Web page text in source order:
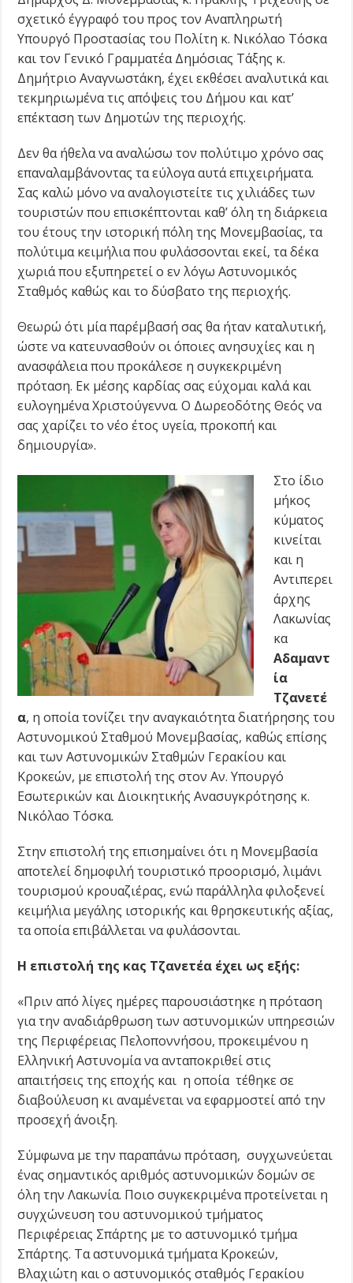
σχετικό έγγραφό του προς τον Αναπληρωτή
Υπουργό Προστασίας του Πολίτη κ. Νικόλαο Τόσκα
και τον Γενικό Γραμματέα Δημόσιας Τάξης κ.
Δημήτριο Αναγνωστάκη, έχει εκθέσει αναλυτικά και
τεκμηριωμένα τις απόψεις του Δήμου και κατ’
επέκταση των Δημοτών της περιοχής.
Δεν θα ήθελα να αναλώσω τον πολύτιμο χρόνο σας
επαναλαμβάνοντας τα εύλογα αυτά επιχειρήματα.
Σας καλώ μόνο να αναλογιστείτε τις χιλιάδες των
τουριστών που επισκέπτονται καθ’ όλη τη διάρκεια
του έτους την ιστορική πόλη της Μονεμβασίας, τα
πολύτιμα κειμήλια που φυλάσσονται εκεί, τα δέκα
χωριά που εξυπηρετεί ο εν λόγω Αστυνομικός
Σταθμός καθώς και το δύσβατο της περιοχής.
Θεωρώ ότι μία παρέμβασή σας θα ήταν καταλυτική,
ώστε να κατευνασθούν οι όποιες ανησυχίες και η
ανασφάλεια που προκάλεσε η συγκεκριμένη
πρόταση. Εκ μέσης καρδίας σας εύχομαι καλά και
ευλογημένα Χριστούγεννα. Ο Δωρεοδότης Θεός να
σας χαρίζει το νέο έτος υγεία, προκοπή και
δημιουργία».
Στο ίδιο
μήκος
κύματος
κινείται
και η
Αντιπερει
άρχης
Λακωνίας
κα
Αδαμαντ
ία
Τζανετέ
α, η οποία τονίζει την αναγκαιότητα διατήρησης του
Αστυνομικού Σταθμού Μονεμβασίας, καθώς επίσης
και των Αστυνομικών Σταθμών Γερακίου και
Κροκεών, με επιστολή της στον Αν. Υπουργό
Εσωτερικών και Διοικητικής Ανασυγκρότησης κ.
Νικόλαο Τόσκα.
Στην επιστολή της επισημαίνει ότι η Μονεμβασία
αποτελεί δημοφιλή τουριστικό προορισμό, λιμάνι
τουρισμού κρουαζιέρας, ενώ παράλληλα φιλοξενεί
κειμήλια μεγάλης ιστορικής και θρησκευτικής αξίας,
τα οποία επιβάλλεται να φυλάσονται.
Η επιστολή της κας Τζανετέα έχει ως εξής:
«Πριν από λίγες ημέρες παρουσιάστηκε η πρόταση
για την αναδιάρθρωση των αστυνομικών υπηρεσιών
της Περιφέρειας Πελοποννήσου, προκειμένου η
Ελληνική Αστυνομία να ανταποκριθεί στις
απαιτήσεις της εποχής και η οποία τέθηκε σε
διαβούλευση κι αναμένεται να εφαρμοστεί από την
προσεχή άνοιξη.
Σύμφωνα με την παραπάνω πρόταση, συγχωνεύεται
ένας σημαντικός αριθμός αστυνομικών δομών σε
όλη την Λακωνία. Ποιο συγκεκριμένα προτείνεται η
συγχώνευση του αστυνομικού τμήματος
Περιφέρειας Σπάρτης με το αστυνομικό τμήμα
Σπάρτης. Τα αστυνομικά τμήματα Κροκεών,
Βλαχιώτη και ο αστυνομικός σταθμός Γερακίου